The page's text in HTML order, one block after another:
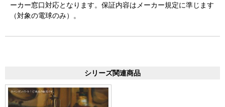
ーカー窓口対応となります。保証内容はメーカー規定に準じます
（対象の電球のみ）。
シリーズ関連商品